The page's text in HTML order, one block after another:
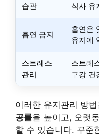
습관
식사 유
흡연 금지
흡연은
유지에
스트레스
관리
스트레
구강 건
이러한 유지관리 방
공률을 높이고, 오랫
할 수 있습니다. 꾸준